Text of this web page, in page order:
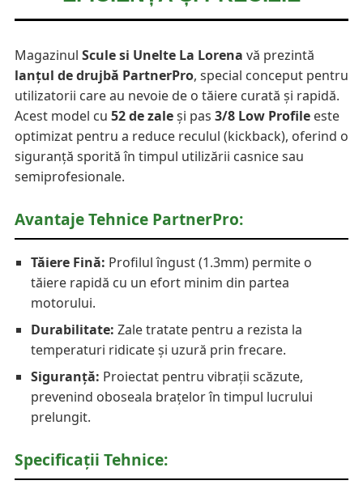
Magazinul Scule si Unelte La Lorena vă prezintă
lanțul de drujbă PartnerPro, special conceput pentru
utilizatorii care au nevoie de o tăiere curată și rapidă.
Acest model cu 52 de zaleși pas 3/8 Low Profile este
optimizat pentru a reduce reculul (kickback), oferind o
siguranță sporită în timpul utilizării casnice sau
semiprofesionale.
Avantaje Tehnice PartnerPro:
Tăiere Fină: Profilul îngust (1.3mm) permite o
tăiere rapidă cu un efort minim din partea
motorului.
Durabilitate: Zale tratate pentru a rezista la
temperaturi ridicate și uzură prin frecare.
Siguranță: Proiectat pentru vibrații scăzute,
prevenind oboseala brațelor în timpul lucrului
prelungit.
Specificații Tehnice: